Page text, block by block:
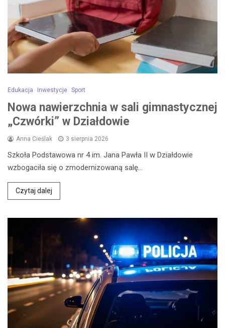
Edukacja Inwestycje Sport
Nowa nawierzchnia w sali gimnastycznej
„Czwórki” w Działdowie
Anna Cieślak 3 sierpnia 2026
Szkoła Podstawowa nr 4 im. Jana Pawła II w Działdowie
wzbogaciła się o zmodernizowaną salę…
Czytaj dalej